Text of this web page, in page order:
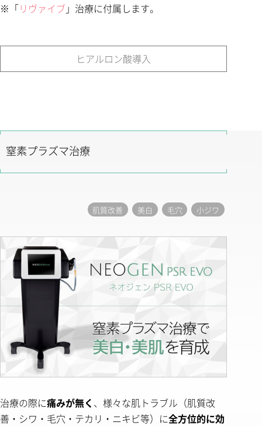
※「リヴァイブ 」治療に付属します。
ヒアルロン酸導入
窒素プラズマ治療
肌質改善 美白 毛穴 小ジワ
治療の際に痛みが無く 、様々な肌トラブル（肌質改
善・シワ・毛穴・テカリ・ニキビ等）に全方位的に効